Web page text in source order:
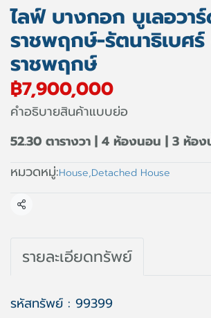
ไลฟ์ บางกอก บูเลอวา
ราชพฤกษ์-รัตนาธิเบศ
ราชพฤกษ์
฿7,900,000
คำอธิบายสินค้าแบบย่อ
52.30 ตารางวา | 4 ห้องนอน | 3 ห้อง
หมวดหมู่:House,Detached House
แชร์
รายละเอียดทรัพย์
รหัสทรัพย์ : 99399